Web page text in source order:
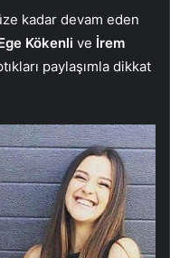
kadar devam eden
Kökenli ve İrem
paylaşımla dikkat